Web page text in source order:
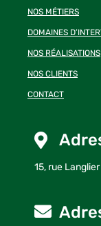
NOS MÉTIERS
DOMAINES
NOS RÉALISATIONS
NOS CLIENTS
CONTACT
15, rue